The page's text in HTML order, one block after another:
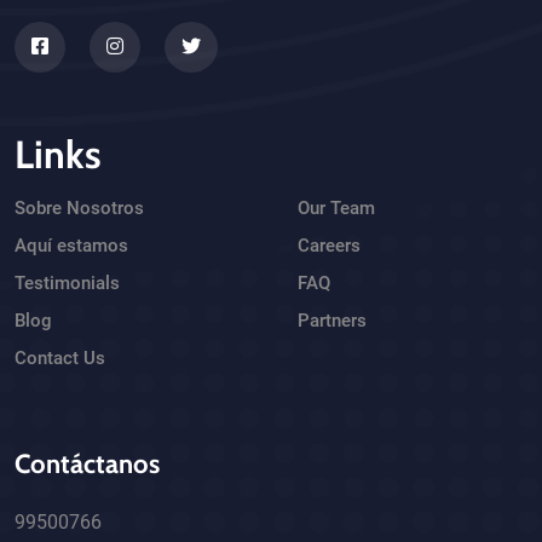
Links
Sobre Nosotros
Aquí estamos
Testimonials
Blog
Contact Us
Our Team
Careers
FAQ
Partners
Contáctanos
99500766